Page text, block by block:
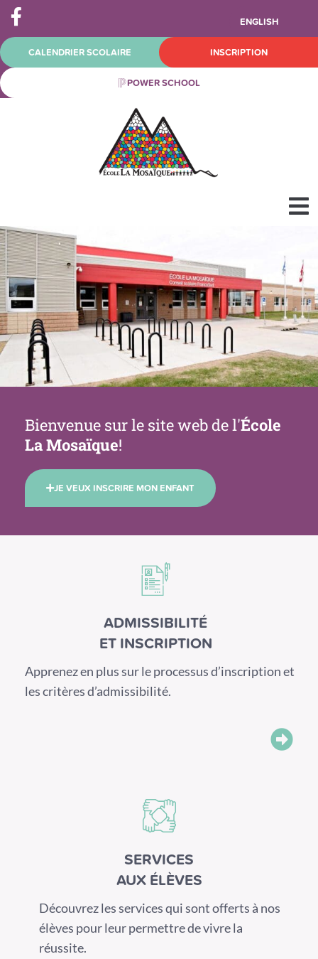
ENGLISH
CALENDRIER SCOLAIRE INSCRIPTION
POWER SCHOOL
Bienvenue sur le site web de l'École
La Mosaïque!
JE VEUX INSCRIRE MON ENFANT
ADMISSIBILITÉ
ET INSCRIPTION
Apprenez en plus sur le processus d’inscription et
les critères d’admissibilité.
SERVICES
AUX ÉLÈVES
Découvrez les services qui sont offerts à nos
élèves pour leur permettre de vivre la
réussite.